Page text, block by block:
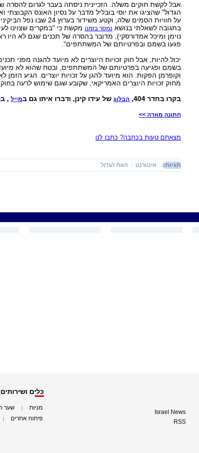
אבל לקשת חוקים משלה. הזכיינית ניסתה בעבר לגרום להסרה
הגדול" שהציגו את יוסי בובליל מדבר על נסיון האונס הקבוצתי
על חוויות הסמים שלה, וקטע משידור
בתגובה לשאלתי בנושא נמסר בזמנו מקשת כי "במקרים שצוינו
נוימן ומיכל אמדורסקי), מדובר בהסרה של תכנים שגם לא היו
פגעו בשמם ובפרטיותם של המשתתפים".
יכול להיות, אבל חוק זכויות היוצרים לא מיועד להגנה מפני
בשמם ופגיעה בפרטיותם של המשתתפים, ובטח שהוא לא
וקופרמן הפקות. הוא מיועד להגן על זכויות יוצרים. הגיע
מחוק זכויות היוצרים האמריקאי, שקובע שגם שימוש לרעה
בקרו בחדר 404,
הבלוגשל עידו קינן, ודברו איתו גם במייל, ב
חתונה מוזרה >>
מצאתם טעות בכתבה? כתבו לנו
תגיות: אינטרנט האח הגדול
Israel News
RSS
כלים ושירותים
מניות שער
פיתוח אתרים